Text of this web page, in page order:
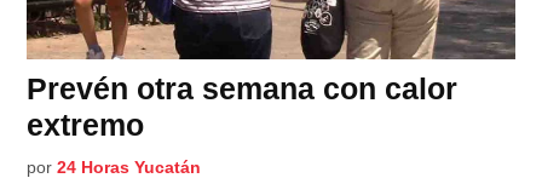
Prevén otra semana con calor
extremo
por 24 Horas Yucatán